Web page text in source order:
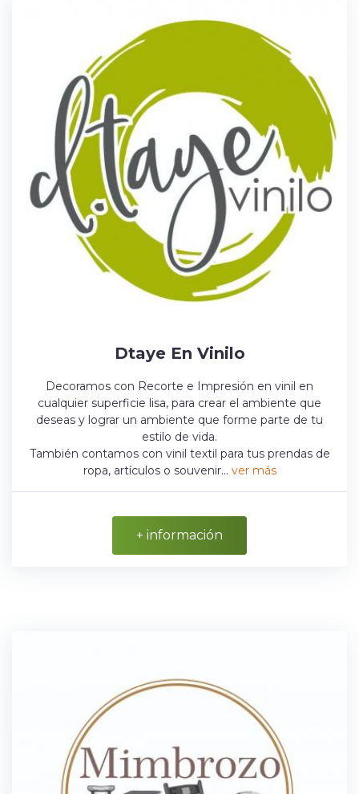
Dtaye En Vinilo
Decoramos con Recorte e Impresión en vinil en
cualquier superficie lisa, para crear el ambiente que
deseas y lograr un ambiente que forme parte de tu
estilo de vida.
También contamos con vinil textil para tus prendas de
ropa, artículos o souvenir... ver más
+ información